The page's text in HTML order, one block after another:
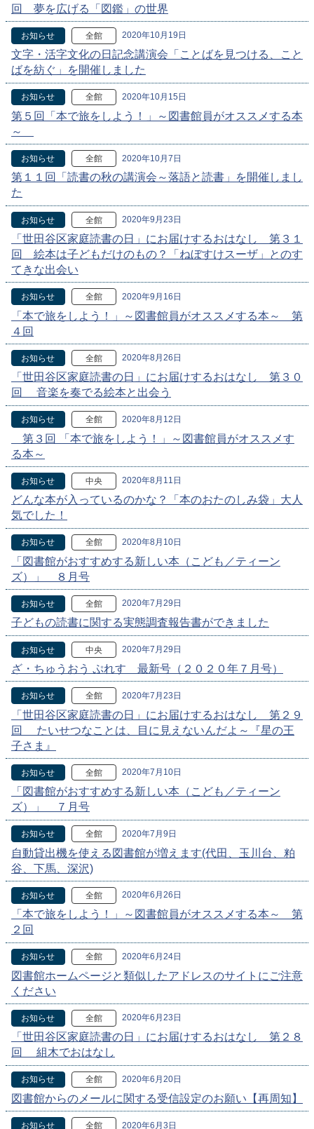
回 夢を広げる「図鑑」の世界
お知らせ 全館 2020年10月19日
文字・活字文化の日記念講演会「ことばを見つける、こと
ばを紡ぐ」を開催しました
お知らせ 全館 2020年10月15日
第５回「本で旅をしよう！」～図書館員がオススメする本
～
お知らせ 全館 2020年10月7日
第１１回「読書の秋の講演会～落語と読書」を開催しまし
た
お知らせ 全館 2020年9月23日
「世田谷区家庭読書の日」にお届けするおはなし 第３１
回 絵本は子どもだけのもの？「ねぼすけスーザ」とのす
てきな出会い
お知らせ 全館 2020年9月16日
「本で旅をしよう！」～図書館員がオススメする本～ 第
４回
お知らせ 全館 2020年8月26日
「世田谷区家庭読書の日」にお届けするおはなし 第３０
回 音楽を奏でる絵本と出会う
お知らせ 全館 2020年8月12日
第３回 「本で旅をしよう！」～図書館員がオススメす
る本～
お知らせ 中央 2020年8月11日
どんな本が入っているのかな？「本のおたのしみ袋」大人
気でした！
お知らせ 全館 2020年8月10日
「図書館がおすすめする新しい本（こども／ティーン
ズ）」 ８月号
お知らせ 全館 2020年7月29日
子どもの読書に関する実態調査報告書ができました
お知らせ 中央 2020年7月29日
ざ・ちゅうおう ぷれす 最新号（２０２０年７月号）
お知らせ 全館 2020年7月23日
「世田谷区家庭読書の日」にお届けするおはなし 第２９
回 たいせつなことは、目に見えないんだよ～『星の王
子さま』
お知らせ 全館 2020年7月10日
「図書館がおすすめする新しい本（こども／ティーン
ズ）」 ７月号
お知らせ 全館 2020年7月9日
自動貸出機を使える図書館が増えます(代田、玉川台、粕
谷、下馬、深沢)
お知らせ 全館 2020年6月26日
「本で旅をしよう！」～図書館員がオススメする本～ 第
２回
お知らせ 全館 2020年6月24日
図書館ホームページと類似したアドレスのサイトにご注意
ください
お知らせ 全館 2020年6月23日
「世田谷区家庭読書の日」にお届けするおはなし 第２８
回 組木でおはなし
お知らせ 全館 2020年6月20日
図書館からのメールに関する受信設定のお願い【再周知】
お知らせ 全館 2020年6月3日